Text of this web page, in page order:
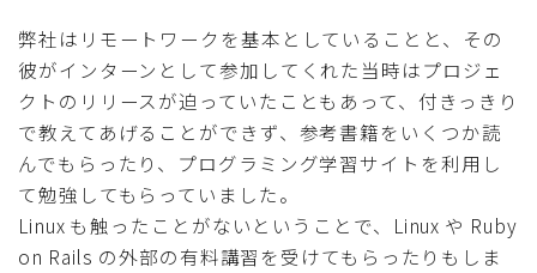
弊社はリモートワークを基本としていることと、その
彼がインターンとして参加してくれた当時はプロジェ
クトのリリースが迫っていたこともあって、付きっきり
で教えてあげることができず、参考書籍をいくつか読
んでもらったり、プログラミング学習サイトを利用し
て勉強してもらっていました。
Linux も触ったことがないということで、Linux や Ruby
on Rails の外部の有料講習を受けてもらったりもしま